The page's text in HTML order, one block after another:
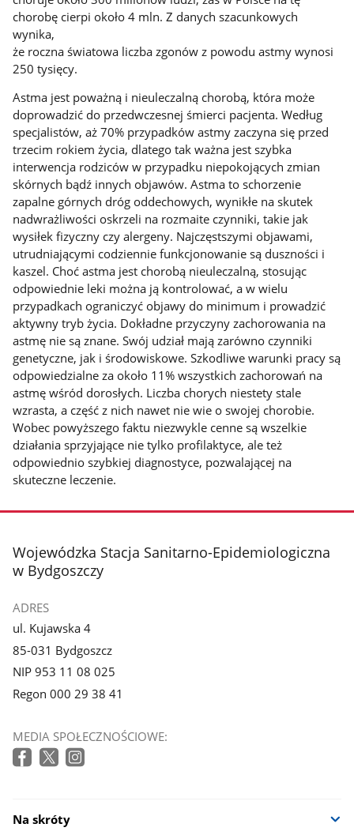
chorobę cierpi około 4 mln. Z danych szacunkowych
wynika,
że roczna światowa liczba zgonów z powodu astmy wynosi
250 tysięcy.
Astma jest poważną i nieuleczalną chorobą, która może
doprowadzić do przedwczesnej śmierci pacjenta. Według
specjalistów, aż 70% przypadków astmy zaczyna się przed
trzecim rokiem życia, dlatego tak ważna jest szybka
interwencja rodziców w przypadku niepokojących zmian
skórnych bądź innych objawów. Astma to schorzenie
zapalne górnych dróg oddechowych, wynikłe na skutek
nadwrażliwości oskrzeli na rozmaite czynniki, takie jak
wysiłek fizyczny czy alergeny. Najczęstszymi objawami,
utrudniającymi codziennie funkcjonowanie są duszności i
kaszel. Choć astma jest chorobą nieuleczalną, stosując
odpowiednie leki można ją kontrolować, a w wielu
przypadkach ograniczyć objawy do minimum i prowadzić
aktywny tryb życia. Dokładne przyczyny zachorowania na
astmę nie są znane. Swój udział mają zarówno czynniki
genetyczne, jak i środowiskowe. Szkodliwe warunki pracy są
odpowiedzialne za około 11% wszystkich zachorowań na
astmę wśród dorosłych. Liczba chorych niestety stale
wzrasta, a część z nich nawet nie wie o swojej chorobie.
Wobec powyższego faktu niezwykle cenne są wszelkie
działania sprzyjające nie tylko profilaktyce, ale też
odpowiednio szybkiej diagnostyce, pozwalającej na
skuteczne leczenie.
stopka
Wojewódzka Stacja Sanitarno-Epidemiologiczna
w Bydgoszczy
ADRES
ul. Kujawska 4
85-031 Bydgoszcz
NIP 953 11 08 025
Regon 000 29 38 41
MEDIA SPOŁECZNOŚCIOWE:
Na skróty